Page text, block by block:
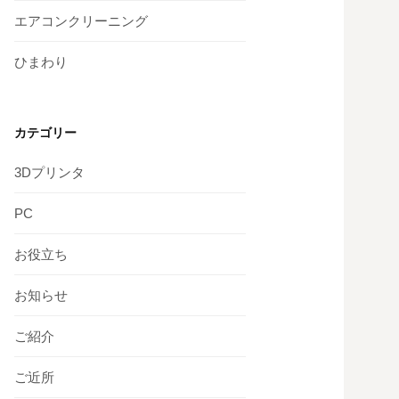
エアコンクリーニング
ひまわり
カテゴリー
3Dプリンタ
PC
お役立ち
お知らせ
ご紹介
ご近所